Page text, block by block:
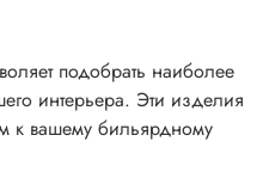
подобрать наиболее
интерьера. Эти изделия
к вашему бильярдному